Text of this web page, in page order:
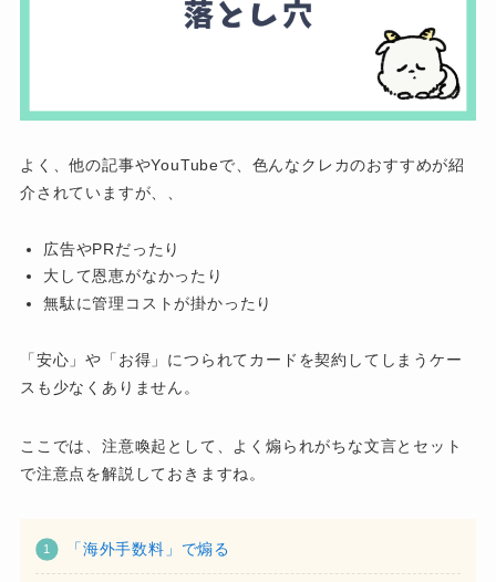
よく、他の記事やYouTubeで、色んなクレカのおすすめが紹
介されていますが、、
広告やPRだったり
大して恩恵がなかったり
無駄に管理コストが掛かったり
「安心」や「お得」につられてカードを契約してしまうケー
スも少なくありません。
ここでは、注意喚起として、よく煽られがちな文言とセット
で注意点を解説しておきますね。
「海外手数料」で煽る